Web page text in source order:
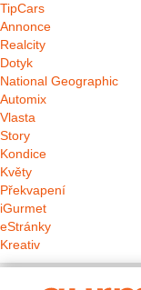
TipCars
Annonce
Realcity
Dotyk
National Geographic
Automix
Vlasta
Story
Kondice
Květy
Překvapení
iGurmet
eStránky
Kreativ